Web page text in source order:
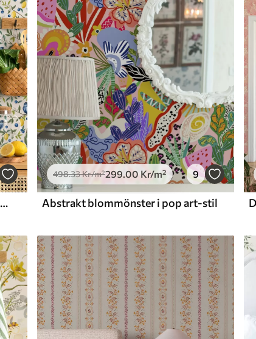
Premium
631.67379.00Kr/m²
Premiumvinyl
725.00435.00
Blå fåglar, citroner och bär på vit bakgrund
498.33Kr/m²299.00 Kr/m² 9
Abstrakt blommönster i pop art-stil